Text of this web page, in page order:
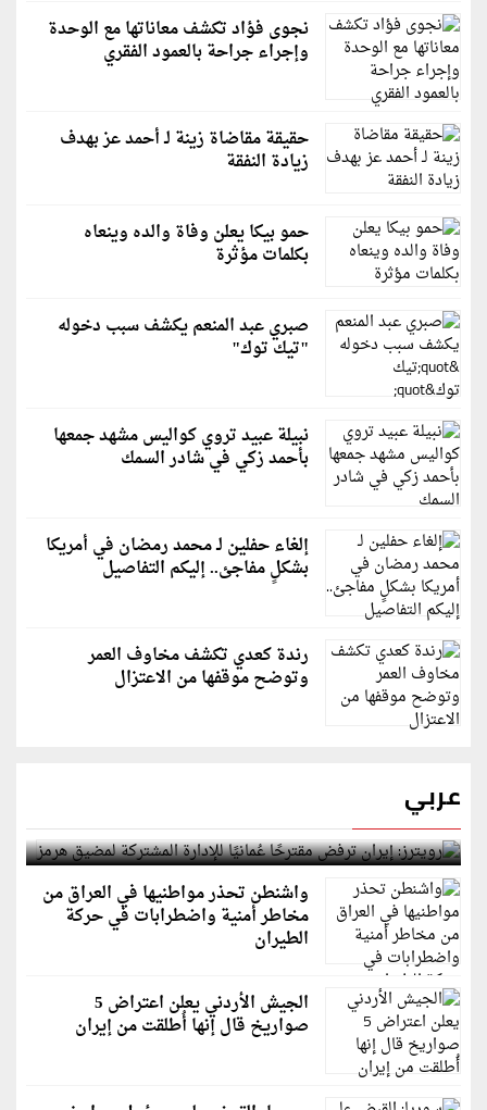
نجوى فؤاد تكشف معاناتها مع الوحدة
وإجراء جراحة بالعمود الفقري
حقيقة مقاضاة زينة لـ أحمد عز بهدف
زيادة النفقة
حمو بيكا يعلن وفاة والده وينعاه
بكلمات مؤثرة
صبري عبد المنعم يكشف سبب دخوله
"تيك توك"
نبيلة عبيد تروي كواليس مشهد جمعها
بأحمد زكي في شادر السمك
إلغاء حفلين لـ محمد رمضان في أمريكا
بشكلٍ مفاجئ.. إليكم التفاصيل
رندة كعدي تكشف مخاوف العمر
وتوضح موقفها من الاعتزال
عربي
رويترز: إيران ترفض مقترحًا عُمانيًا للإدارة المشتركة
لمضيق هرمز
واشنطن تحذر مواطنيها في العراق من
مخاطر أمنية واضطرابات في حركة
الطيران
الجيش الأردني يعلن اعتراض 5
صواريخ قال إنها أُطلقت من إيران